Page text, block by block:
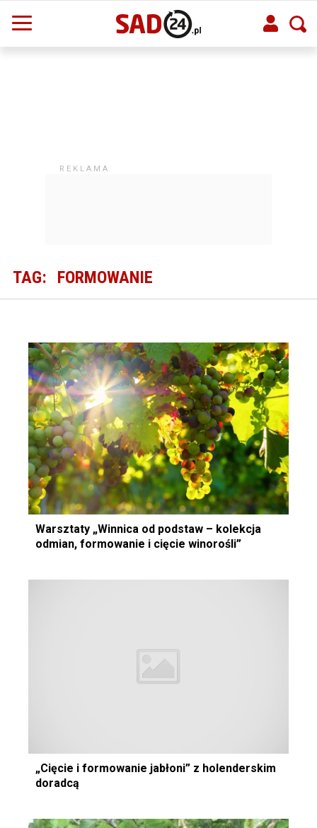
TAG: FORMOWANIE
Warsztaty „Winnica od podstaw – kolekcja
odmian, formowanie i cięcie winorośli”
„Cięcie i formowanie jabłoni” z holenderskim
doradcą